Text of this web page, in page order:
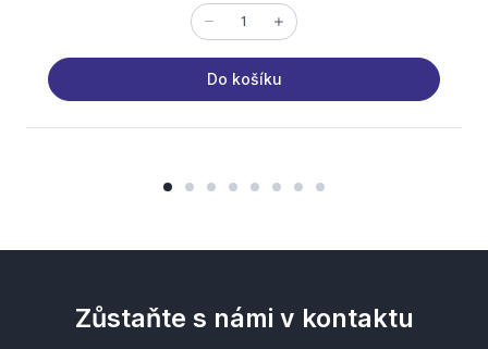
Do košíku
Zůstaňte s námi v kontaktu